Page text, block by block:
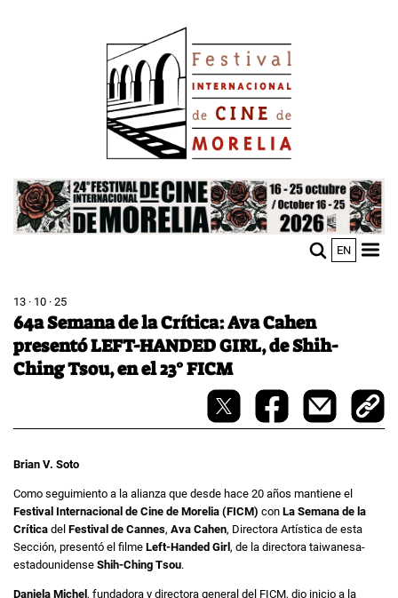
Image
EN
13 · 10 · 25
64a Semana de la Crítica: Ava Cahen
presentó LEFT-HANDED GIRL, de Shih-
Ching Tsou, en el 23° FICM
Brian V. Soto
Como seguimiento a la alianza que desde hace 20 años mantiene el
Festival Internacional de Cine de Morelia (FICM) con La Semana de la
Crítica del Festival de Cannes, Ava Cahen, Directora Artística de esta
Sección, presentó el filme Left-Handed Girl , de la directora taiwanesa-
estadounidense Shih-Ching Tsou.
Daniela Michel , fundadora y directora general del FICM, dio inicio a la